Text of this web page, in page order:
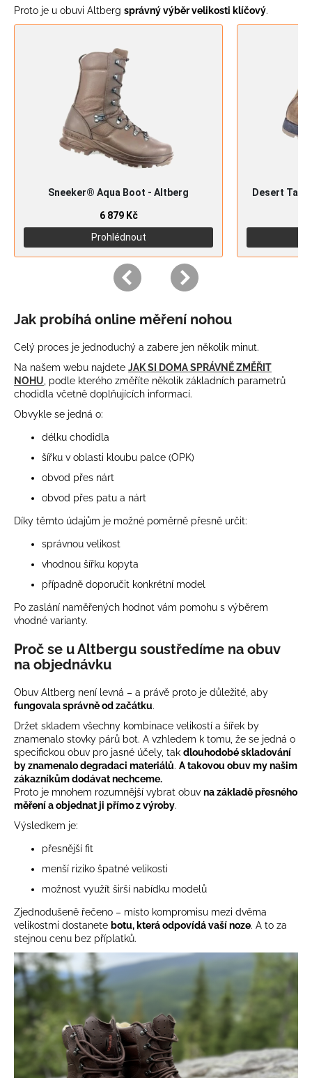
Proto je u obuvi Altberg správný výběr velikosti klíčový.
Jak probíhá online měření nohou
Celý proces je jednoduchý a zabere jen několik minut.
Na našem webu najdete JAK SI DOMA SPRÁVNĚ ZMĚŘIT
NOHU , podle kterého změříte několik základních parametrů
chodidla včetně doplňujících informací.
Obvykle se jedná o:
délku chodidla
šířku v oblasti kloubu palce (OPK)
obvod přes nárt
obvod přes patu a nárt
Díky těmto údajům je možné poměrně přesně určit:
správnou velikost
vhodnou šířku kopyta
případně doporučit konkrétní model
Po zaslání naměřených hodnot vám pomohu s výběrem
vhodné varianty.
Proč se u Altbergu soustředíme na obuv
na objednávku
Obuv Altberg není levná – a právě proto je důležité, aby
fungovala správně od začátku.
Držet skladem všechny kombinace velikostí a šířek by
znamenalo stovky párů bot. A vzhledem k tomu, že se jedná o
specifickou obuv pro jasné účely, tak dlouhodobé skladování
by znamenalo degradaci materiálů. A takovou obuv my našim
zákazníkům dodávat nechceme.
Proto je mnohem rozumnější vybrat obuv na základě přesného
měření a objednat ji přímo z výroby.
Výsledkem je:
přesnější fit
menší riziko špatné velikosti
možnost využít širší nabídku modelů
Zjednodušeně řečeno – místo kompromisu mezi dvěma
velikostmi dostanete botu, která odpovídá vaší noze. A to za
stejnou cenu bez příplatků.
LYOFILIZOVANÉ
OUTDOOROVÉ